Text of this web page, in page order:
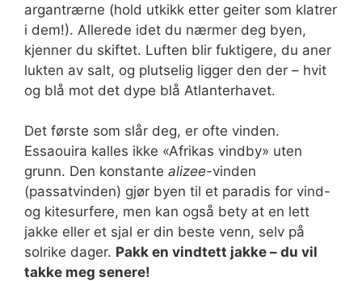
argantrærne (hold utkikk etter geiter som klatrer
i dem!). Allerede idet du nærmer deg byen,
kjenner du skiftet. Luften blir fuktigere, du aner
lukten av salt, og plutselig ligger den der – hvit
og blå mot det dype blå Atlanterhavet.
Det første som slår deg, er ofte vinden.
Essaouira kalles ikke «Afrikas vindby» uten
grunn. Den konstante alizee-vinden
(passatvinden) gjør byen til et paradis for vind-
og kitesurfere, men kan også bety at en lett
jakke eller et sjal er din beste venn, selv på
solrike dager. Pakk en vindtett jakke – du vil
takke meg senere!